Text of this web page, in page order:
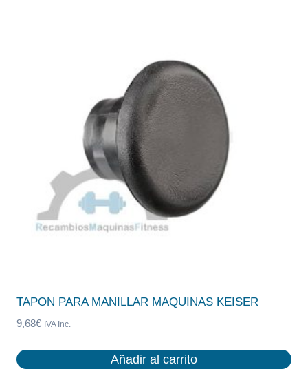
TAPON PARA MANILLAR MAQUINAS KEISER
9,68€ IVA Inc.
Añadir al carrito